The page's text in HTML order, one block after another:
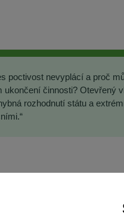
poctivost nevyplácí a proč
činnosti? Otevřený
rozhodnutí státu a